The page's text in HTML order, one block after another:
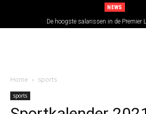
NEWS
De hoogste salarissen in de Premier
Home sports
sports